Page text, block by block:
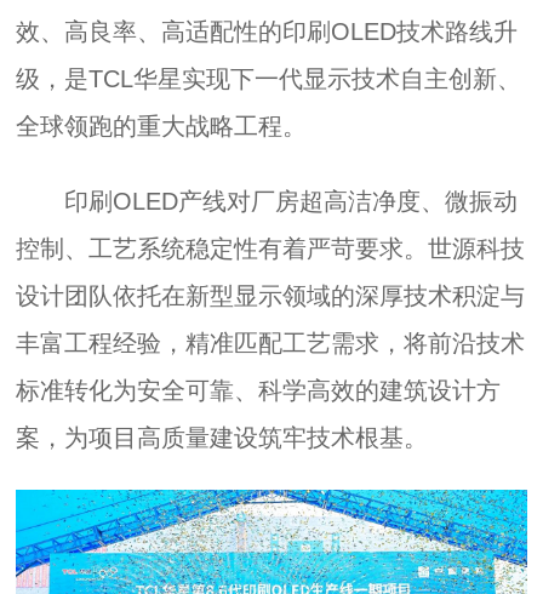
效、高良率、高适配性的印刷OLED技术路线升
级，是TCL华星实现下一代显示技术自主创新、
全球领跑的重大战略工程。
印刷OLED产线对厂房超高洁净度、微振动
控制、工艺系统稳定性有着严苛要求。世源科技
设计团队依托在新型显示领域的深厚技术积淀与
丰富工程经验，精准匹配工艺需求，将前沿技术
标准转化为安全可靠、科学高效的建筑设计方
案，为项目高质量建设筑牢技术根基。